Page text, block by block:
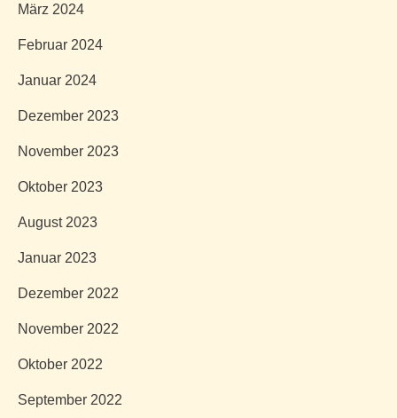
März 2024
Februar 2024
Januar 2024
Dezember 2023
November 2023
Oktober 2023
August 2023
Januar 2023
Dezember 2022
November 2022
Oktober 2022
September 2022